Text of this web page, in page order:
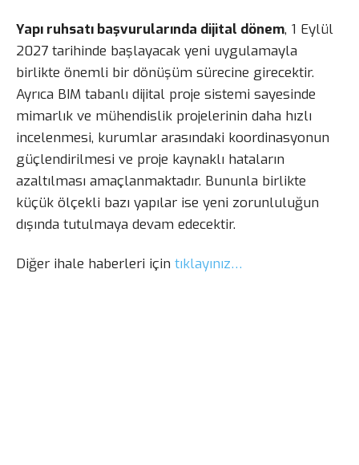
Yapı ruhsatı başvurularında dijital dönem, 1 Eylül
2027 tarihinde başlayacak yeni uygulamayla
birlikte önemli bir dönüşüm sürecine girecektir.
Ayrıca BIM tabanlı dijital proje sistemi sayesinde
mimarlık ve mühendislik projelerinin daha hızlı
incelenmesi, kurumlar arasındaki koordinasyonun
güçlendirilmesi ve proje kaynaklı hataların
azaltılması amaçlanmaktadır. Bununla birlikte
küçük ölçekli bazı yapılar ise yeni zorunluluğun
dışında tutulmaya devam edecektir.
Diğer ihale haberleri için tıklayınız…